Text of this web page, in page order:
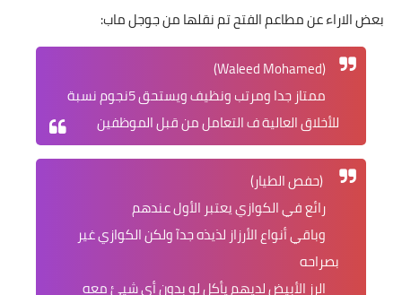
بعض الاراء عن مطاعم الفتح تم نقلها من جوجل ماب:
(Waleed Mohamed)
ممتاز جدا ومرتب ونظيف ويستحق 5نجوم نسبة
للأخلاق العالية ف التعامل من قبل الموظفين
(حفص الطيار)
رائع في الكوازي يعتبر الأول عندهم
وباقي أنواع الأرزاز لذيذه جدآ ولكن الكوازي غير
بصراحه
الرز الأبيض لديهم يأكل لو بدون أي شيئ معه